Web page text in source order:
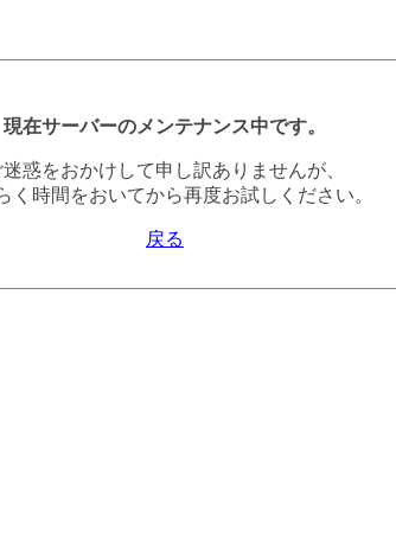
現在サーバーのメンテナンス中です。
迷惑をおかけして申し訳ありませんが、
く時間をおいてから再度お試しください。
戻る